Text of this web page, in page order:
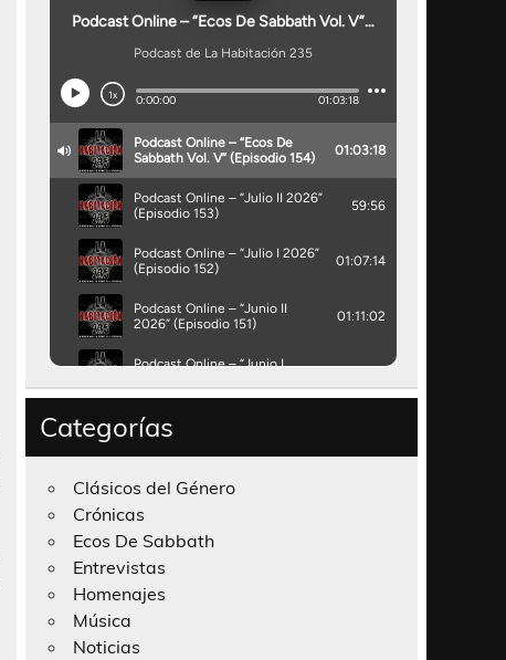
Categorías
Clásicos del Género
Crónicas
Ecos De Sabbath
Entrevistas
Homenajes
Música
Noticias